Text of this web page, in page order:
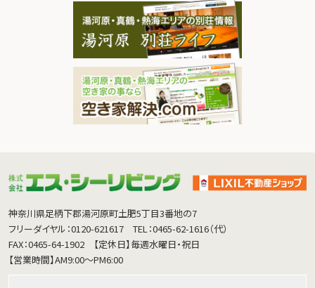
神奈川県足柄下郡湯河原町土肥5丁目3番地の7
フリーダイヤル：0120-621617
TEL：0465-62-1616（代）
FAX：0465-64-1902
【定休日】毎週水曜日・祝日
【営業時間】AM9:00～PM6:00